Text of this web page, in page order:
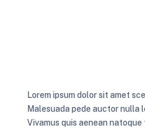
Lorem ipsum dolor sit amet
Malesuada pede auctor nulla
Vivamus quis aenean